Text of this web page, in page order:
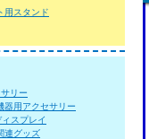
用スタンド
リー
器用アクセサリー
ィスプレイ
連グッズ